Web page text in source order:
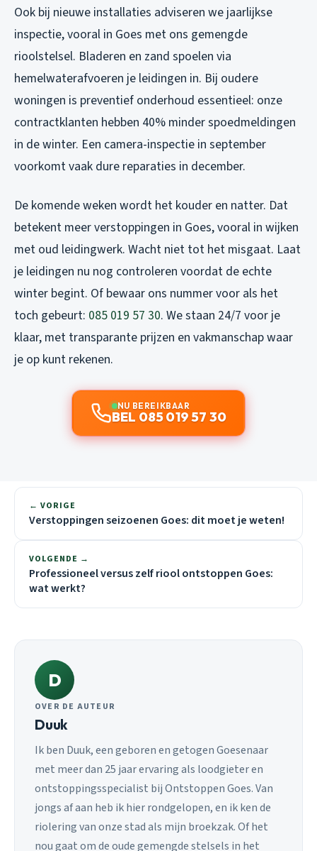
Ook bij nieuwe installaties adviseren we jaarlijkse
inspectie, vooral in Goes met ons gemengde
rioolstelsel. Bladeren en zand spoelen via
hemelwaterafvoeren je leidingen in. Bij oudere
woningen is preventief onderhoud essentieel: onze
contractklanten hebben 40% minder spoedmeldingen
in de winter. Een camera-inspectie in september
voorkomt vaak dure reparaties in december.
De komende weken wordt het kouder en natter. Dat
betekent meer verstoppingen in Goes, vooral in wijken
met oud leidingwerk. Wacht niet tot het misgaat. Laat
je leidingen nu nog controleren voordat de echte
winter begint. Of bewaar ons nummer voor als het
toch gebeurt: 085 019 57 30. We staan 24/7 voor je
klaar, met transparante prijzen en vakmanschap waar
je op kunt rekenen.
NU BEREIKBAAR
BEL 085 019 57 30
← VORIGE
Verstoppingen seizoenen Goes: dit moet je weten!
VOLGENDE →
Professioneel versus zelf riool ontstoppen Goes:
wat werkt?
D
OVER DE AUTEUR
Duuk
Ik ben Duuk, een geboren en getogen Goesenaar
met meer dan 25 jaar ervaring als loodgieter en
ontstoppingsspecialist bij Ontstoppen Goes. Van
jongs af aan heb ik hier rondgelopen, en ik ken de
riolering van onze stad als mijn broekzak. Of het
nou gaat om de oude gemengde stelsels in het